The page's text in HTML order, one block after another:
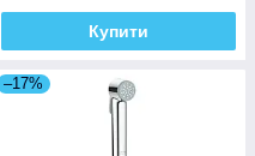
Купити
–17%